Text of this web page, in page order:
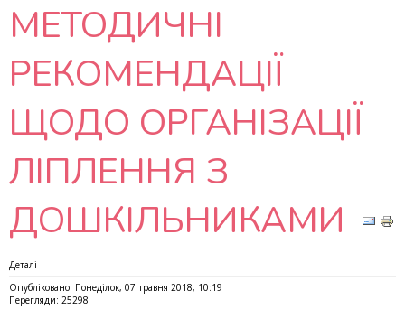
МЕТОДИЧНІ
РЕКОМЕНДАЦІЇ
ЩОДО ОРГАНІЗАЦІЇ
ЛІПЛЕННЯ З
ДОШКІЛЬНИКАМИ
Деталі
Опубліковано: Понеділок, 07 травня 2018, 10:19
Перегляди: 25298